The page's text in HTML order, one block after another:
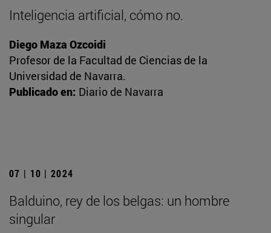
Inteligencia artificial, cómo no.
Diego Maza Ozcoidi
Profesor de la Facultad de Ciencias de la
Universidad de Navarra.
Publicado en: Diario de Navarra
07 | 10 | 2024
Balduino, rey de los belgas: un hombre
singular